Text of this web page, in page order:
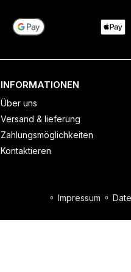
INFORMATIONEN
Über uns
Versand & lieferung
Zahlungsmöglichkeiten
Kontaktieren
⚬ Impressum ⚬